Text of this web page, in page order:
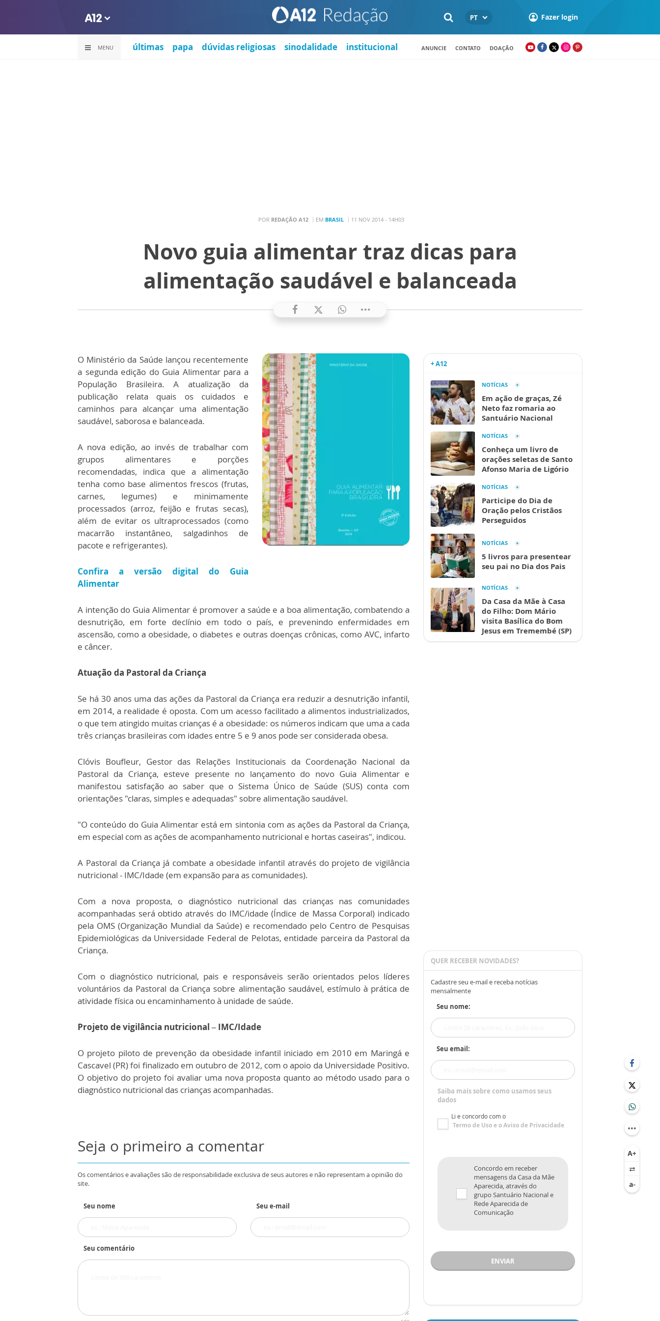
PT Fazer login
MENU últimas papa dúvidas religiosas sinodalidade institucional ANUNCIE CONTATO DOAÇÃO
POR REDAÇÃO A12 EM BRASIL 11 NOV 2014 - 14H03
Novo guia alimentar traz dicas para
alimentação saudável e balanceada
O Ministério da Saúde lançou recentemente
a segunda edição do Guia Alimentar para a
População Brasileira. A atualização da
publicação relata quais os cuidados e
caminhos para alcançar uma alimentação
saudável, saborosa e balanceada.
A nova edição, ao invés de trabalhar com
grupos alimentares e porções
recomendadas, indica que a alimentação
tenha como base alimentos frescos (frutas,
carnes, legumes) e minimamente
processados (arroz, feijão e frutas secas),
além de evitar os ultraprocessados (como
macarrão instantâneo, salgadinhos de
pacote e refrigerantes).
Confira a versão digital do Guia
Alimentar
A intenção do Guia Alimentar é promover a saúde e a boa alimentação, combatendo a
desnutrição, em forte declínio em todo o país, e prevenindo enfermidades em
ascensão, como a obesidade, o diabetes e outras doenças crônicas, como AVC, infarto
e câncer.
Atuação da Pastoral da Criança
Se há 30 anos uma das ações da Pastoral da Criança era reduzir a desnutrição infantil,
em 2014, a realidade é oposta. Com um acesso facilitado a alimentos industrializados,
o que tem atingido muitas crianças é a obesidade: os números indicam que uma a cada
três crianças brasileiras com idades entre 5 e 9 anos pode ser considerada obesa.
Clóvis Boufleur, Gestor das Relações Institucionais da Coordenação Nacional da
Pastoral da Criança, esteve presente no lançamento do novo Guia Alimentar e
manifestou satisfação ao saber que o Sistema Único de Saúde (SUS) conta com
orientações "claras, simples e adequadas" sobre alimentação saudável.
"O conteúdo do Guia Alimentar está em sintonia com as ações da Pastoral da Criança,
em especial com as ações de acompanhamento nutricional e hortas caseiras", indicou.
A Pastoral da Criança já combate a obesidade infantil através do projeto de vigilância
nutricional - IMC/Idade (em expansão para as comunidades).
Com a nova proposta, o diagnóstico nutricional das crianças nas comunidades
acompanhadas será obtido através do IMC/idade (Índice de Massa Corporal) indicado
pela OMS (Organização Mundial da Saúde) e recomendado pelo Centro de Pesquisas
Epidemiológicas da Universidade Federal de Pelotas, entidade parceira da Pastoral da
Criança.
Com o diagnóstico nutricional, pais e responsáveis serão orientados pelos líderes
voluntários da Pastoral da Criança sobre alimentação saudável, estímulo à prática de
atividade física ou encaminhamento à unidade de saúde.
Projeto de vigilância nutricional – IMC/Idade
O projeto piloto de prevenção da obesidade infantil iniciado em 2010 em Maringá e
Cascavel (PR) foi finalizado em outubro de 2012, com o apoio da Universidade Positivo.
O objetivo do projeto foi avaliar uma nova proposta quanto ao método usado para o
diagnóstico nutricional das crianças acompanhadas.
Seja o primeiro a comentar
Os comentários e avaliações são de responsabilidade exclusiva de seus autores e não representam a opinião do
site.
Seu nome Seu e-mail
Seu comentário
+ A12
NOTÍCIAS
Em ação de graças, Zé
Neto faz romaria ao
Santuário Nacional
NOTÍCIAS
Conheça um livro de
orações seletas de Santo
Afonso Maria de Ligório
NOTÍCIAS
Participe do Dia de
Oração pelos Cristãos
Perseguidos
NOTÍCIAS
5 livros para presentear
seu pai no Dia dos Pais
NOTÍCIAS
Da Casa da Mãe à Casa
do Filho: Dom Mário
visita Basílica do Bom
Jesus em Tremembé (SP)
QUER RECEBER NOVIDADES?
Cadastre seu e-mail e receba notícias
mensalmente
Seu nome:
Seu email:
Saiba mais sobre como usamos seus
dados
Li e concordo com o
Termo de Usoe oAviso de Privacidade
Concordo em receber
mensagens da Casa da Mãe
Aparecida, através do
grupo Santuário Nacional e
Rede Aparecida de
Comunicação
ENVIAR